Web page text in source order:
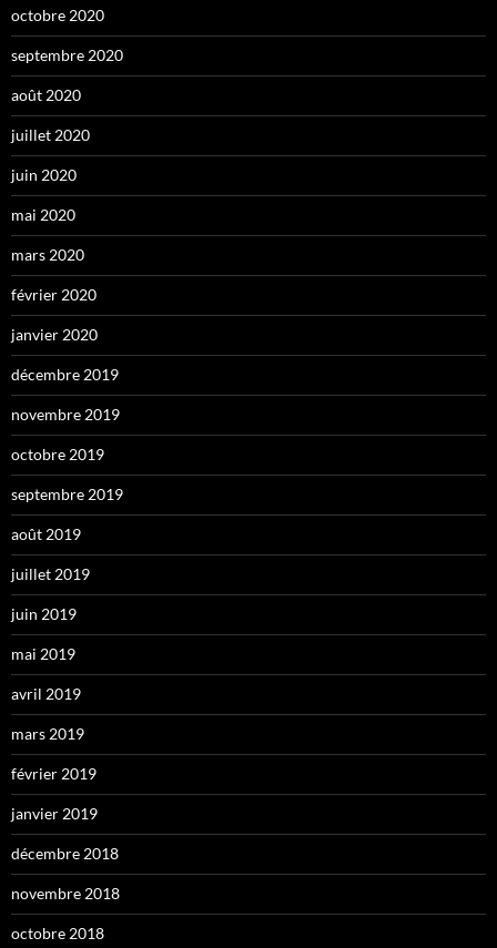
octobre 2020
septembre 2020
août 2020
juillet 2020
juin 2020
mai 2020
mars 2020
février 2020
janvier 2020
décembre 2019
novembre 2019
octobre 2019
septembre 2019
août 2019
juillet 2019
juin 2019
mai 2019
avril 2019
mars 2019
février 2019
janvier 2019
décembre 2018
novembre 2018
octobre 2018